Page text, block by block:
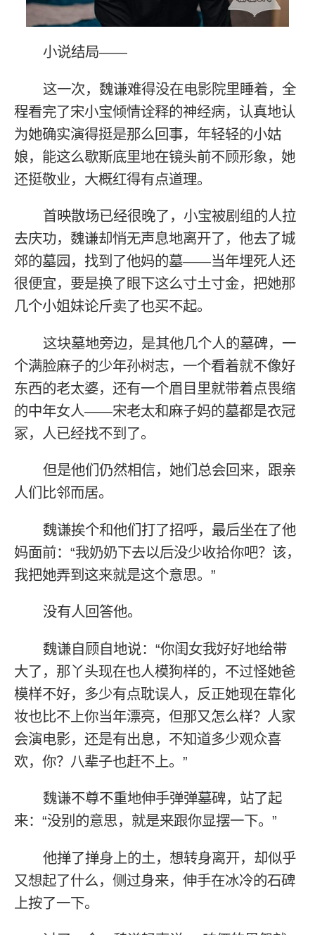
小说结局——
这一次，魏谦难得没在电影院里睡着，全
程看完了宋小宝倾情诠释的神经病，认真地认
为她确实演得挺是那么回事，年轻轻的小姑
娘，能这么歇斯底里地在镜头前不顾形象，她
还挺敬业，大概红得有点道理。
首映散场已经很晚了，小宝被剧组的人拉
去庆功，魏谦却悄无声息地离开了，他去了城
郊的墓园，找到了他妈的墓——当年埋死人还
很便宜，要是换了眼下这么寸土寸金，把她那
几个小姐妹论斤卖了也买不起。
这块墓地旁边，是其他几个人的墓碑，一
个满脸麻子的少年孙树志，一个看着就不像好
东西的老太婆，还有一个眉目里就带着点畏缩
的中年女人——宋老太和麻子妈的墓都是衣冠
冢，人已经找不到了。
但是他们仍然相信，她们总会回来，跟亲
人们比邻而居。
魏谦挨个和他们打了招呼，最后坐在了他
妈面前：“我奶奶下去以后没少收拾你吧？该，
我把她弄到这来就是这个意思。”
没有人回答他。
魏谦自顾自地说：“你闺女我好好地给带
大了，那丫头现在也人模狗样的，不过怪她爸
模样不好，多少有点耽误人，反正她现在靠化
妆也比不上你当年漂亮，但那又怎么样？人家
会演电影，还是有出息，不知道多少观众喜
欢，你？八辈子也赶不上。”
魏谦不尊不重地伸手弹弹墓碑，站了起
来：“没别的意思，就是来跟你显摆一下。”
他掸了掸身上的土，想转身离开，却似乎
又想起了什么，侧过身来，伸手在冰冷的石碑
上按了一下。